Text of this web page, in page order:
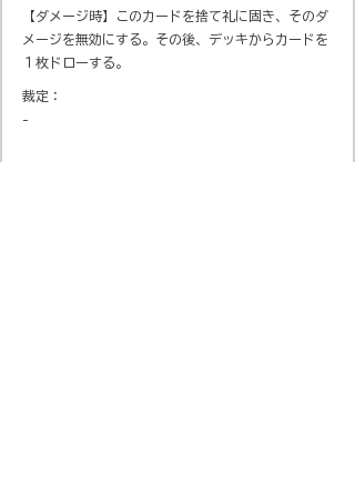
【ダメージ時】このカードを捨て礼に固き、そのダ
メージを無効にする。その後、デッキからカードを
１枚ドローする。
裁定：
-